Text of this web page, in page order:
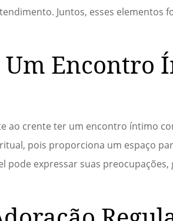
Juntos, esses elementos
Um Encontro
ao crente ter um encontro íntimo
pois proporciona um espaço
pode expressar suas